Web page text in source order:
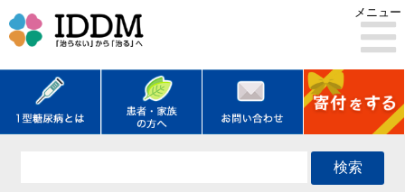
メニュー
検索